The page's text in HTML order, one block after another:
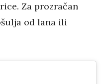
Za prozračan
od lana ili